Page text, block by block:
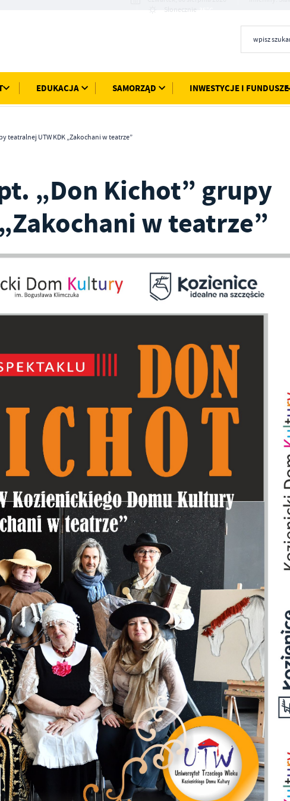
Słonecznie
EDUKACJA SAMORZĄD INWESTYCJE I FUNDUSZE
teatralnej UTW KDK „Zakochani w teatrze”
„Don Kichot” grupy
w teatrze”
Twoją prywatność. Możesz zmienić ustawienia cookies lub zaakceptować je